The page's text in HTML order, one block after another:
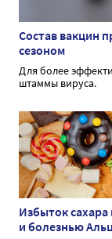
Состав вакцин
сезоном
Для более
штаммы вируса.
Избыток сахара
и болезнью